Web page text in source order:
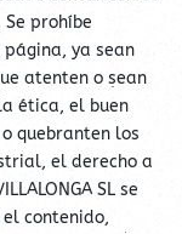
prohíbe
ya sean
atenten o sean
ética, el buen
quebranten los
el derecho a
SL se
contenido,